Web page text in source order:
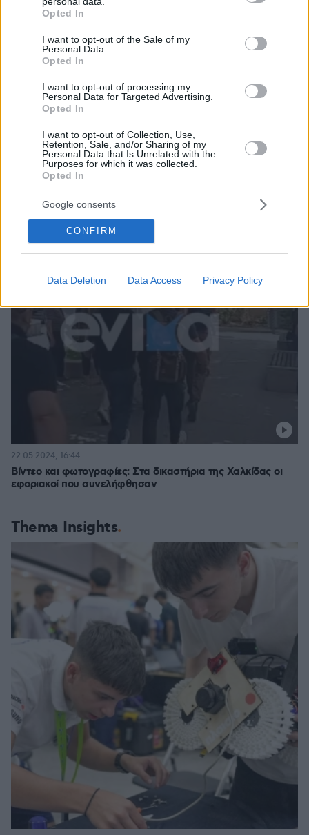
grant or deny consent to Google and its third-party tags to
use your data for below specified purposes in below Google
consent section.
Opted In
I want to opt-out of the Sale of my
Personal Data.
Opted In
I want to opt-out of processing my
Personal Data for Targeted Advertising.
Opted In
I want to opt-out of Collection, Use,
Retention, Sale, and/or Sharing of my
Personal Data that Is Unrelated with the
Purposes for which it was collected.
Opted In
Google consents
CONFIRM
Data Deletion Data Access Privacy Policy
Εφοριακοί της ΔΟΥ Χαλκίδας είχαν στήσει εγκληματική
οργάνωση με εκβιασμούς - Χειροπέδες στη διευθύντρια και
σε τέσσερις υπαλλήλους
22.05.2024, 13:52
Βίντεο και φωτογραφίες: Στα δικαστήρια της Χαλκίδας οι
εφοριακοί που συνελήφθησαν
22.05.2024, 16:44
Thema Insights